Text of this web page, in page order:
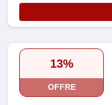
13%
OFFRE